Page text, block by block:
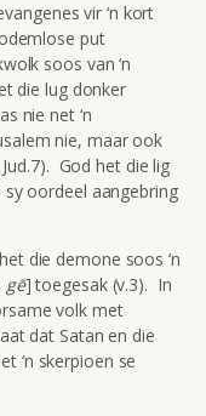
vir ‘n kort
put
soos van ‘n
die lug donker
nie net ‘n
nie, maar ook
God het die lig
oordeel aangebring
die demone soos ‘n
gē] toegesak (v.3). In
volk met
dat Satan en die
‘n skerpioen se